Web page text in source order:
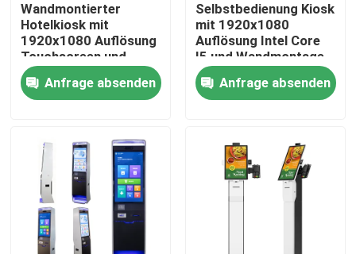
Produkte
Videos
Über uns
Fabrik-Ausflug
Wandmontierter
Hotelkiosk mit
1920x1080 Auflösung
Touchscreen und
thermischem Drucker
für Selbstcheck-in
Anfrage absenden
Selbstbedienung Kiosk
mit 1920x1080
Auflösung Intel Core
I5 und Wandmontage
für effizientes
Bestellsystem
Anfrage absenden